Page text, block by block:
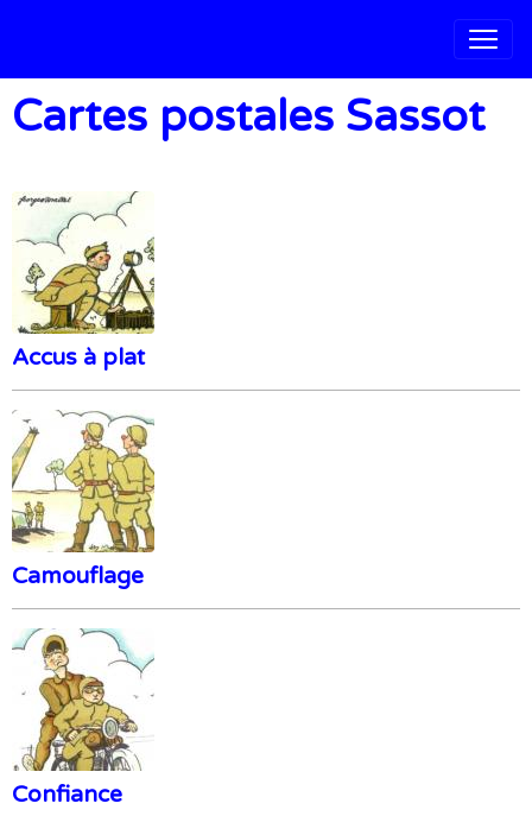
Cartes postales Sassot
Accus à plat
Camouflage
Confiance